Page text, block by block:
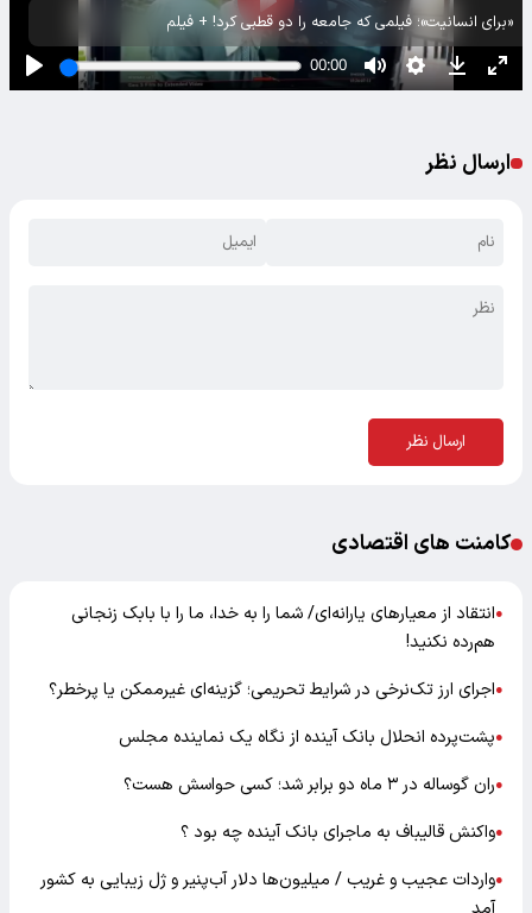
«برای انسانیت»؛ فیلمی که جامعه را دو قطبی کرد! + فیلم
ارسال نظر
ارسال نظر
کامنت های اقتصادی
●انتقاد از معیارهای یارانه‌ای/ شما را به خدا، ما را با بابک زنجانی
هم‌رده نکنید!
●اجرای ارز تک‌نرخی در شرایط تحریمی؛ گزینه‌ای غیرممکن یا پرخطر؟
●پشت‌پرده انحلال بانک آینده از نگاه یک نماینده مجلس
●ران گوساله در ۳ ماه دو برابر شد؛ کسی حواسش هست؟
●واکنش قالیباف به ماجرای بانک آینده چه بود ؟
●واردات عجیب و غریب / میلیون‌ها دلار آب‌پنیر و ژل زیبایی به کشور